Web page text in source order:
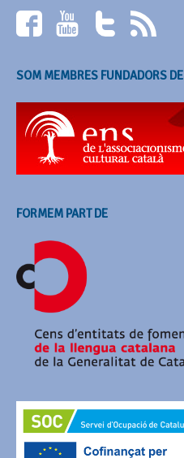
SOM MEMBRES FUNDADORS DE
FORMEM PART DE